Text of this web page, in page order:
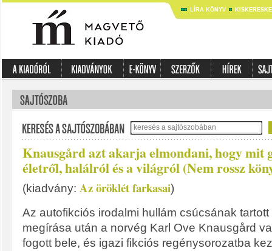
LÍRA KÖNYV
Knausgård azt akarja elmondani, hogy mit
életről, halálról és a világról (Nem rossz
(kiadvány: Az öröklét farkasai)
Az autofikciós irodalmi hullám csúcsának
megírása után a norvég Karl Ove Knausgård
fogott bele, és igazi fikciós regénysorozatba